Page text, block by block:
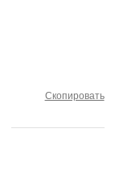
Скопировать